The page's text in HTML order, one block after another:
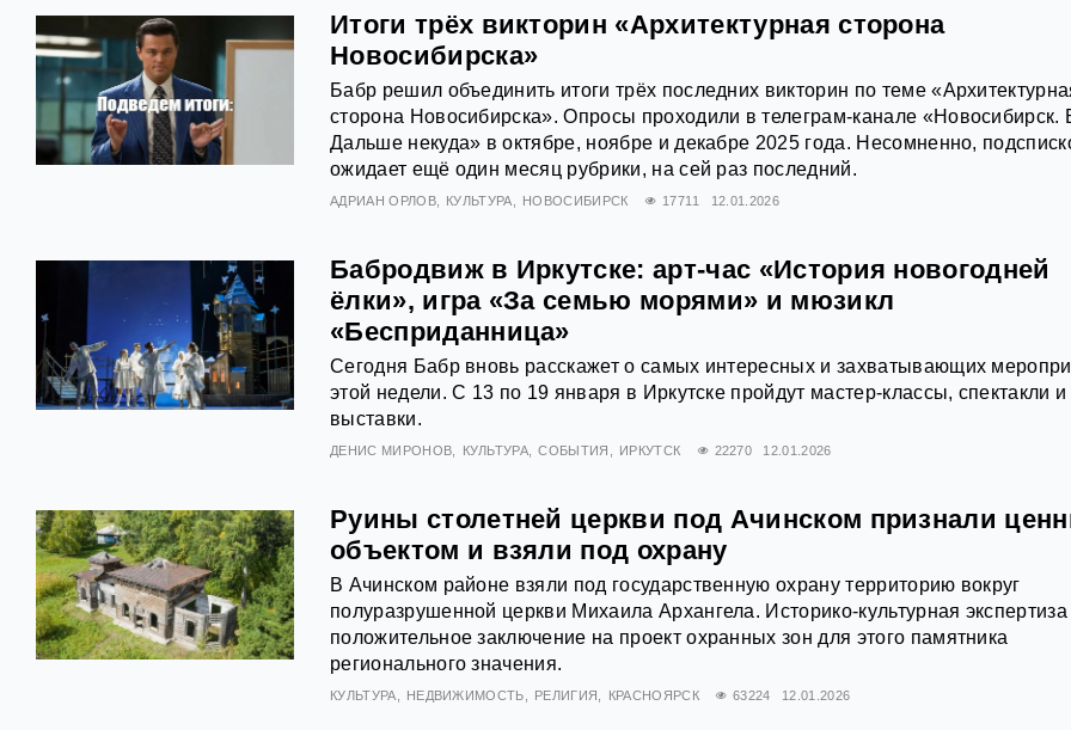
Итоги трёх викторин «Архитектурная сторона
Новосибирска»
Бабр решил объединить итоги трёх последних викторин по теме
сторона Новосибирска». Опросы проходили в телеграм-канале «Новосибирск.
Дальше некуда» в октябре, ноябре и декабре 2025 года. Несомненно,
ожидает ещё один месяц рубрики, на сей раз последний.
АДРИАН ОРЛОВ КУЛЬТУРА НОВОСИБИРСК 17711 12.01.2026
Бабродвиж в Иркутске: арт-час «История новогодней
ёлки», игра «За семью морями» и мюзикл
«Бесприданница»
Сегодня Бабр вновь расскажет о самых интересных и захватывающих
этой недели. С 13 по 19 января в Иркутске пройдут мастер-классы, спектакли и
выставки.
ДЕНИС МИРОНОВ КУЛЬТУРА СОБЫТИЯ ИРКУТСК 22270 12.01.2026
Руины столетней церкви под Ачинском признали
объектом и взяли под охрану
В Ачинском районе взяли под государственную охрану территорию вокруг
полуразрушенной церкви Михаила Архангела. Историко-культурная
положительное заключение на проект охранных зон для этого памятника
регионального значения.
КУЛЬТУРА НЕДВИЖИМОСТЬ РЕЛИГИЯ КРАСНОЯРСК 63224 12.01.2026